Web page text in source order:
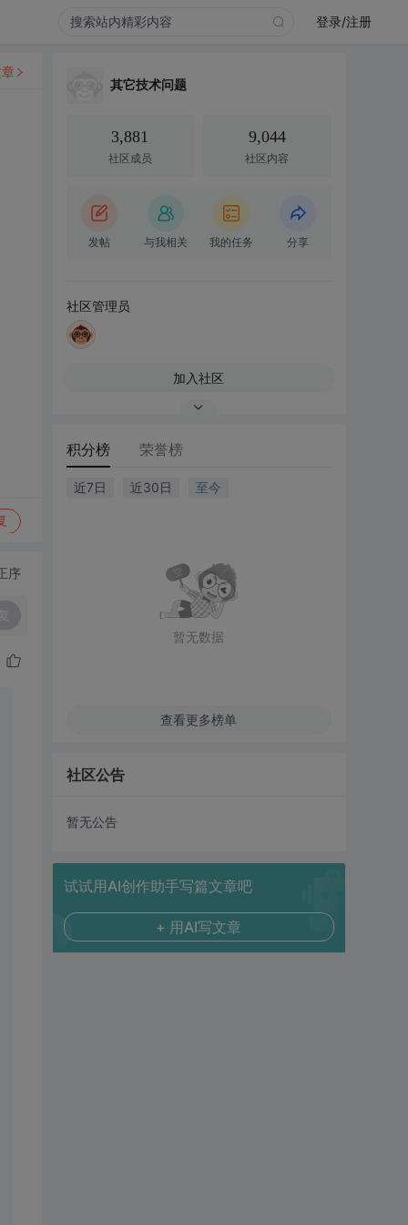
登录/注册
序
其它技术问题
3,881
社区成员
9,044
社区内容
发帖 与我相关 我的任务 分享
社区管理员
加入社区
积分榜 荣誉榜
近7日 近30日 至今
暂无数据
查看更多榜单
社区公告
暂无公告
试试用AI创作助手写篇文章吧
+ 用AI写文章